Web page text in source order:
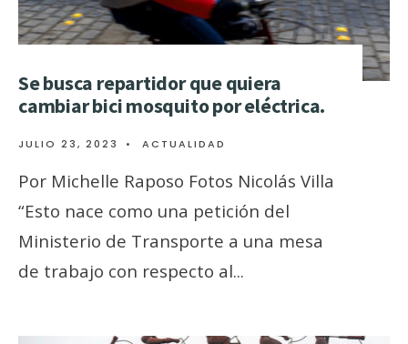
Se busca repartidor que quiera
cambiar bici mosquito por eléctrica.
JULIO 23, 2023 • ACTUALIDAD
Por Michelle Raposo Fotos Nicolás Villa
“Esto nace como una petición del
Ministerio de Transporte a una mesa
de trabajo con respecto al...